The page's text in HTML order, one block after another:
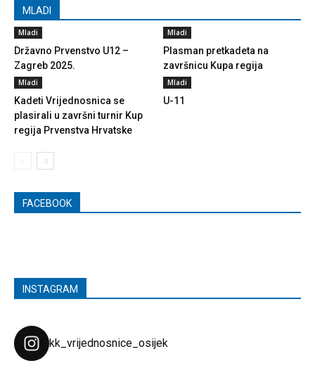
MLADI
Mladi
Državno Prvenstvo U12 –
Zagreb 2025.
Mladi
Plasman pretkadeta na
završnicu Kupa regija
Mladi
Kadeti Vrijednosnica se
plasirali u završni turnir Kup
regija Prvenstva Hrvatske
Mladi
U-11
FACEBOOK
INSTAGRAM
kk_vrijednosnice_osijek